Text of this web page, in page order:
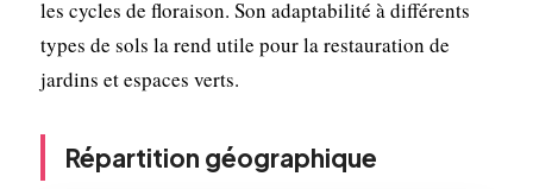
les cycles de floraison. Son adaptabilité à différents
types de sols la rend utile pour la restauration de
jardins et espaces verts.
Répartition géographique